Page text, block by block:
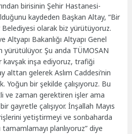
birisinin Şehir Hastanesi-
kaydeden Başkan Altay, “Bir
Belediyesi olarak biz yürütüyoruz.
Altyapı Bakanlığı Altyapı Genel
yürütülüyor. Şu anda TÜMOSAN
kavşak inşa ediyoruz, trafiği
alttan gelerek Aslım Caddesi’nin
Yoğun bir şekilde çalışıyoruz. Bu
ve zaman gerektiren işler ama
gayretle çalışıyor. İnşallah Mayıs
yetiştirmeyi ve sonbaharda
tamamlamayı planlıyoruz” diye